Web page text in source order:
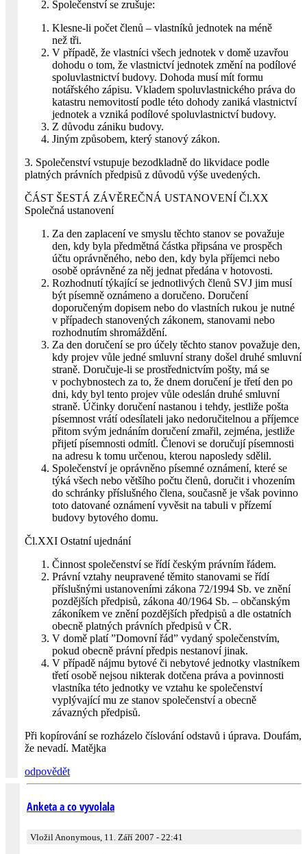
Společenství se zrušuje:
Klesne-li počet členů – vlastníků jednotek na méně
než tři.
V případě, že vlastníci všech jednotek v domě uzavřou
dohodu o tom, že vlastnictví jednotek změní na podílové
spoluvlastnictví budovy. Dohoda musí mít formu
notářského zápisu. Vkladem spoluvlastnického práva do
katastru nemovitostí podle této dohody zaniká vlastnictví
jednotek a vzniká podílové spoluvlastnictví budovy.
Z důvodu zániku budovy.
Jiným způsobem, který stanový zákon.
3. Společenství vstupuje bezodkladně do likvidace podle
platných právních předpisů z důvodů výše uvedených.
ČÁST ŠESTÁ ZÁVĚREČNÁ USTANOVENÍ Čl.XX
Společná ustanovení
Za den zaplacení ve smyslu těchto stanov se považuje
den, kdy byla předmětná částka připsána ve prospěch
účtu oprávněného, nebo den, kdy byla příjemci nebo
osobě oprávněné za něj jednat předána v hotovosti.
Rozhodnutí týkající se jednotlivých členů SVJ jim musí
být písemně oznámeno a doručeno. Doručení
doporučeným dopisem nebo do vlastních rukou je nutné
v případech stanovených zákonem, stanovami nebo
rozhodnutím shromáždění.
Za den doručení se pro účely těchto stanov považuje den,
kdy projev vůle jedné smluvní strany došel druhé smluvní
straně. Doručuje-li se prostřednictvím pošty, má se
v pochybnostech za to, že dnem doručení je třetí den po
dni, kdy byl tento projev vůle odeslán druhé smluvní
straně. Účinky doručení nastanou i tehdy, jestliže pošta
písemnost vrátí odesílateli jako nedoručitelnou a příjemce
přitom svým jednáním doručení zmařil, zejména, jestliže
přijetí písemnosti odmítl. Členovi se doručují písemnosti
na adresu k tomu určenou, kterou naposledy sdělil.
Společenství je oprávněno písemné oznámení, které se
týká všech nebo většího počtu členů, doručit i vhozením
do schránky příslušného člena, současně je však povinno
toto datované oznámení vyvěsit na tabuli v přízemí
budovy bytového domu.
Čl.XXI Ostatní ujednání
Činnost společenství se řídí českým právním řádem.
Právní vztahy neupravené těmito stanovami se řídí
příslušnými ustanoveními zákona 72/1994 Sb. ve znění
pozdějších předpisů, zákona 40/1964 Sb. – občanským
zákoníkem ve znění pozdějších předpisů a dle ostatních
obecně platných právních předpisů v ČR.
V domě platí ”Domovní řád” vydaný společenstvím,
pokud obecně právní předpis nestanoví jinak.
V případě nájmu bytové či nebytové jednotky vlastníkem
třetí osobě nejsou nikterak dotčena práva a povinnosti
vlastníka této jednotky ve vztahu ke společenství
vyplývající mu ze stanov společenství a obecně
závazných předpisů.
Při kopírování se rozházelo číslování odstavů i úprava. Doufám,
že nevadí. Matějka
odpovědět
Anketa a co vyvolala
Vložil Anonymous, 11. Září 2007 - 22:41